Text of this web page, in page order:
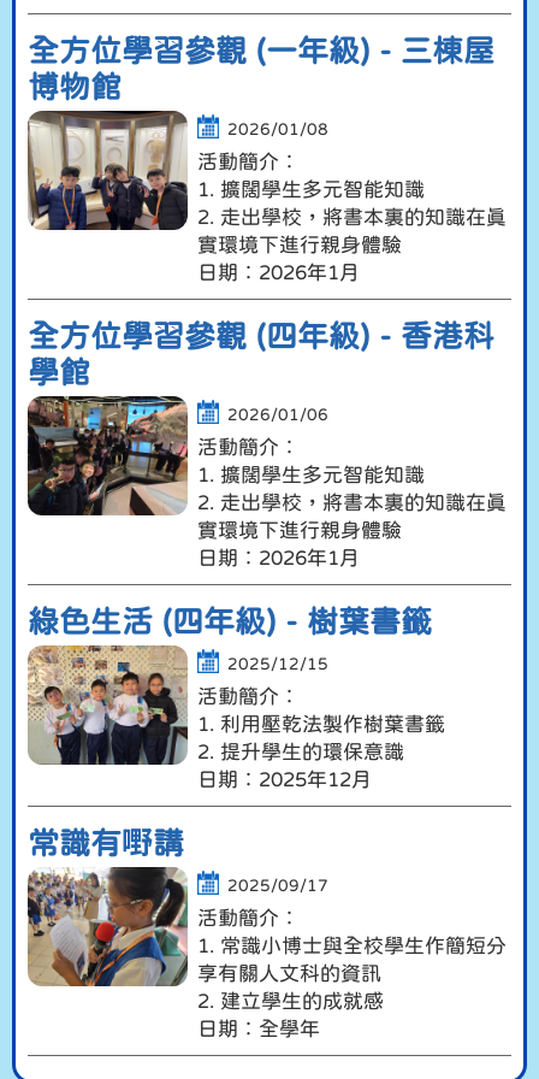
全方位學習參觀 (一年級) - 三棟屋
博物館
2026/01/08
活動簡介︰
1. 擴闊學生多元智能知識
2. 走出學校，將書本裏的知識在真
實環境下進行親身體驗
日期︰2026年1月
全方位學習參觀 (四年級) - 香港科
學館
2026/01/06
活動簡介︰
1. 擴闊學生多元智能知識
2. 走出學校，將書本裏的知識在真
實環境下進行親身體驗
日期︰2026年1月
綠色生活 (四年級) - 樹葉書籤
2025/12/15
活動簡介︰
1. 利用壓乾法製作樹葉書籤
2. 提升學生的環保意識
日期︰2025年12月
常識有嘢講
2025/09/17
活動簡介︰
1. 常識小博士與全校學生作簡短分
享有關人文科的資訊
2. 建立學生的成就感
日期︰全學年